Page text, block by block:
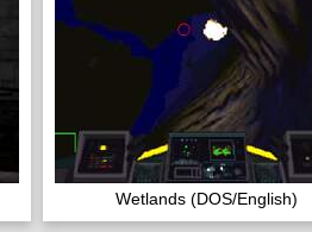
Wetlands (DOS/English)